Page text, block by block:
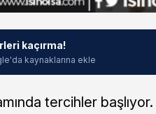
kaçırma!
kaynaklarına ekle
tercihler